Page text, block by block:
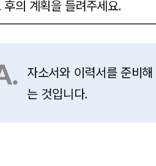
의 계획을 들려주세요.
자소서와 이력서를 준비
는 것입니다.